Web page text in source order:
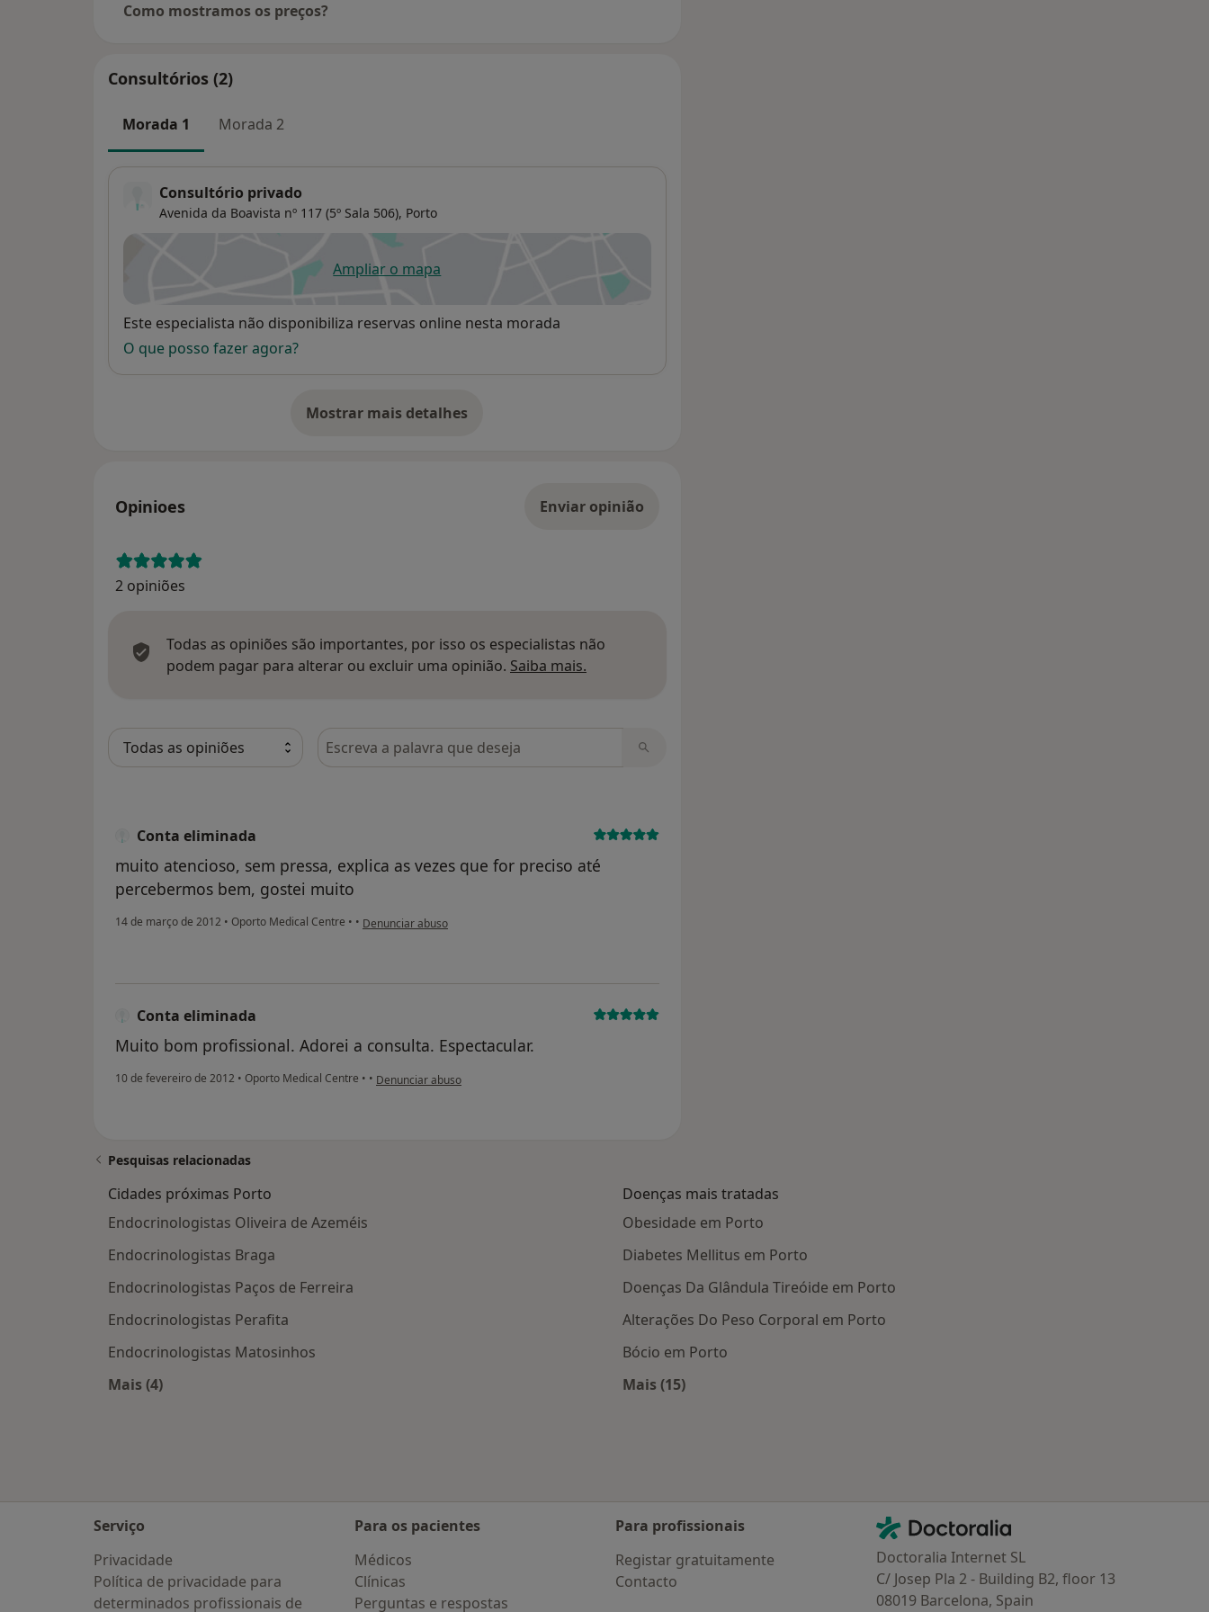
Como mostramos os preços?
Consultórios (2)
Morada 1 Morada 2
Consultório privado
Avenida da Boavista nº 117 (5º Sala 506), Porto
Ampliar o mapaabre num novo separador
Disponibilidade
Este especialista não disponibiliza reservas online nesta morada
O que posso fazer agora?
Mostrar mais detalhes
sobre o endereço
Opinioes Enviar opinião
2 opiniões
Todas as opiniões são importantes, por isso os especialistas não
podem pagar para alterar ou excluir uma opinião. Saiba mais.
Pesquisar em opiniões
Conta eliminada
muito atencioso, sem pressa, explica as vezes que for preciso até
percebermos bem, gostei muito
14 de março de 2012 • Oporto Medical Centre • • na opinião do utilizador Conta eliminada
Denunciar abuso
Conta eliminada
Muito bom profissional. Adorei a consulta. Espectacular.
10 de fevereiro de 2012 • Oporto Medical Centre • • na opinião do utilizador Conta eliminada
Denunciar abuso
Pesquisas relacionadas
Cidades próximas Porto
Endocrinologistas Oliveira de Azeméis
Endocrinologistas Braga
Endocrinologistas Paços de Ferreira
Endocrinologistas Perafita
Endocrinologistas Matosinhos
Mais (4)
Doenças mais tratadas
Obesidade em Porto
Diabetes Mellitus em Porto
Doenças Da Glândula Tireóide em Porto
Alterações Do Peso Corporal em Porto
Bócio em Porto
Mais (15)
Serviço
Privacidade
Política de privacidade para
determinados profissionais de
Para os pacientes
Médicos
Clínicas
Perguntas e respostas
Para profissionais
Registar gratuitamente
Contacto
Contacto
Doctoralia - Homepage
Doctoralia Internet SL
C/ Josep Pla 2 - Building B2, floor 13
08019 Barcelona, Spain